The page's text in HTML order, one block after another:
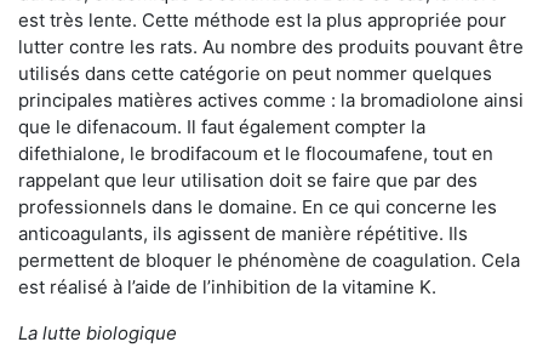
est très lente. Cette méthode est la plus appropriée pour
lutter contre les rats. Au nombre des produits pouvant être
utilisés dans cette catégorie on peut nommer quelques
principales matières actives comme : la bromadiolone ainsi
que le difenacoum. Il faut également compter la
difethialone, le brodifacoum et le flocoumafene, tout en
rappelant que leur utilisation doit se faire que par des
professionnels dans le domaine. En ce qui concerne les
anticoagulants, ils agissent de manière répétitive. Ils
permettent de bloquer le phénomène de coagulation. Cela
est réalisé à l’aide de l’inhibition de la vitamine K.
La lutte biologique